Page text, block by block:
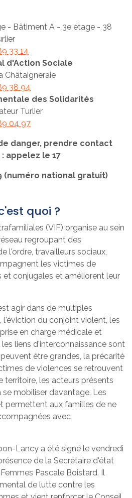
- Bâtiment A - 3e étage - 38
33 14
d'Action Sociale
Châtaigneraie
38 94
des Solidarités
Turlier
04 97
danger, prendre contact
appelez le 17
(numéro national gratuit)
quoi ?
(VIF) organise au sein
regroupant des
l'ordre, travailleurs sociaux,
les victimes de
et conjugales et améliorent leur
agir dans de multiples
l'éviction du conjoint violent, les
en charge médicale et
les liens d'interconnaissance sont
être grandes, la précarité
de violences se retrouvent
territoire, les acteurs présents
mobiliser davantage. Les
permettent aux familles de ne
avec
Lancy a été signé le vendredi
de la Secrétaire d'état
Pascale Boistard. Il
de lutte contre les